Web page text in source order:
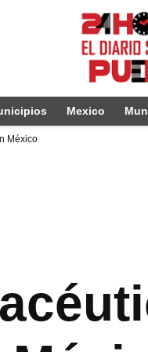
Mexico
México